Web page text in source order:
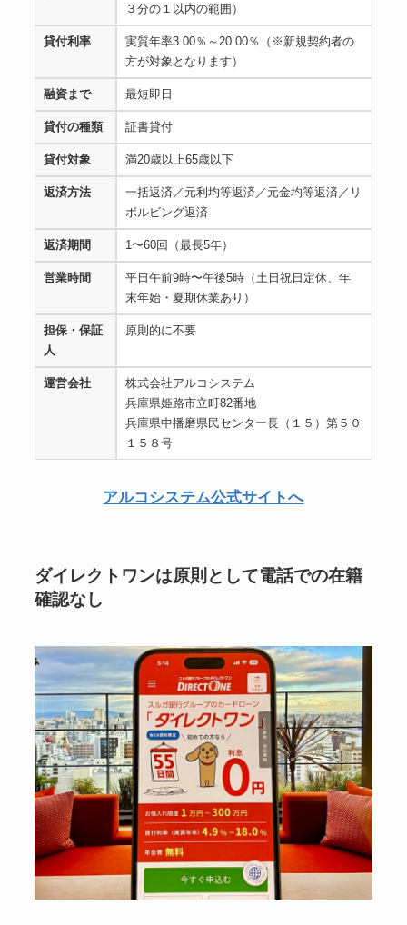
３分の１以内の範囲）
貸付利率
実質年率3.00％～20.00％（※新規契約者の
方が対象となります）
融資まで 最短即日
貸付の種類 証書貸付
貸付対象 満20歳以上65歳以下
返済方法
一括返済／元利均等返済／元金均等返済／リ
ボルビング返済
返済期間 1〜60回（最長5年）
営業時間
平日午前9時〜午後5時（土日祝日定休、年
末年始・夏期休業あり）
担保・保証
人
原則的に不要
運営会社
株式会社アルコシステム
兵庫県姫路市立町82番地
兵庫県中播磨県民センター長（１５）第５０
１５８号
アルコシステム公式サイトへ
ダイレクトワンは原則として電話での在籍
確認なし